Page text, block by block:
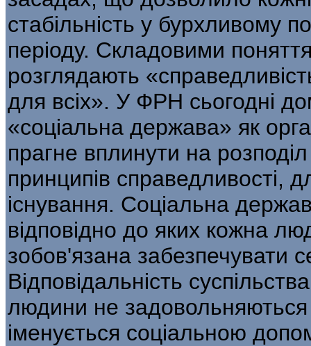
стабільність у бурхливому
періоду. Складовими
розглядають
для всіх». У ФРН сьогодні
«соціальна держава» як
прагне вплинути на
принципів справедливості,
існування. Соціальна
відповідно до яких кожна
зобов'язана забезпечувати
Відповідальність
людини не
іменується соціальною